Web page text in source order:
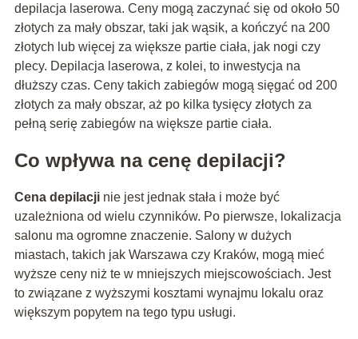
depilacja laserowa. Ceny mogą zaczynać się od około 50
złotych za mały obszar, taki jak wąsik, a kończyć na 200
złotych lub więcej za większe partie ciała, jak nogi czy
plecy. Depilacja laserowa, z kolei, to inwestycja na
dłuższy czas. Ceny takich zabiegów mogą sięgać od 200
złotych za mały obszar, aż po kilka tysięcy złotych za
pełną serię zabiegów na większe partie ciała.
Co wpływa na cenę depilacji?
Cena depilacji nie jest jednak stała i może być
uzależniona od wielu czynników. Po pierwsze, lokalizacja
salonu ma ogromne znaczenie. Salony w dużych
miastach, takich jak Warszawa czy Kraków, mogą mieć
wyższe ceny niż te w mniejszych miejscowościach. Jest
to związane z wyższymi kosztami wynajmu lokalu oraz
większym popytem na tego typu usługi.